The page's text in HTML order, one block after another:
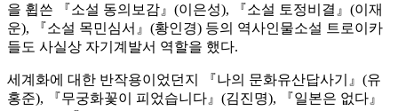
을 휩쓴 『소설 동의보감』(이은성), 『소설 토정비결』(이재
운), 『소설 목민심서』(황인경) 등의 역사인물소설 트로이카
들도 사실상 자기계발서 역할을 했다.
세계화에 대한 반작용이었던지 『나의 문화유산답사기』(유
홍준), 『무궁화꽃이 피었습니다』(김진명), 『일본은 없다』